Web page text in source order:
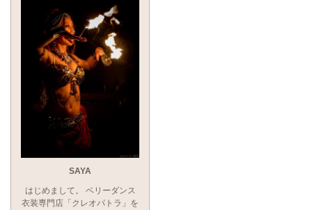
SAYA
はじめまして。 ベリーダンス
衣装専門店「クレオパトラ」を